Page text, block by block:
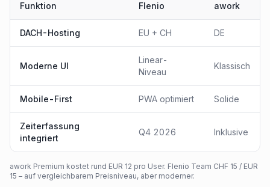
Funktion Flenio awork
DACH-Hosting EU + CH DE
Moderne UI
Linear-
Niveau
Klassisch
Mobile-First PWA optimiert Solide
Zeiterfassung
integriert
Q4 2026 Inklusive
awork Premium kostet rund EUR 12 pro User. Flenio Team CHF 15 / EUR
15 – auf vergleichbarem Preisniveau, aber moderner.